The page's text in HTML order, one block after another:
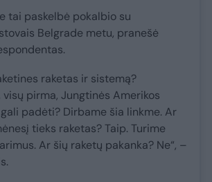
tai paskelbė pokalbio su
Belgrade metu, pranešė
raketas ir sistemą?
visų pirma, Jungtinės Amerikos
padėti? Dirbame šia linkme. Ar
tieks raketas? Taip. Turime
Ar šių raketų pakanka? Ne“, –